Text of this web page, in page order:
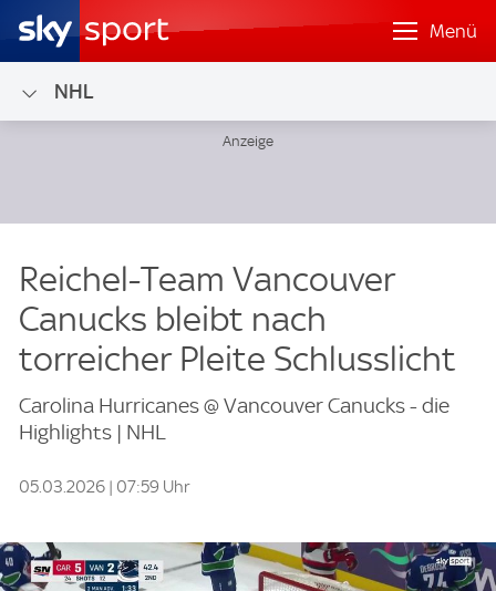
Menü
NHL
Reichel-Team Vancouver
Canucks bleibt nach
torreicher Pleite Schlusslicht
Carolina Hurricanes @ Vancouver Canucks - die
Highlights | NHL
05.03.2026 | 07:59 Uhr